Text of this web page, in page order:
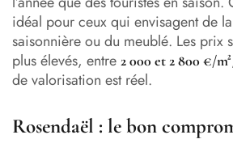
idéal pour ceux qui envisagent de
saisonnière ou du meublé. Les prix
plus élevés, entre 2 000 et 2 800 €/m²
de valorisation est réel.
Rosendaël : le bon